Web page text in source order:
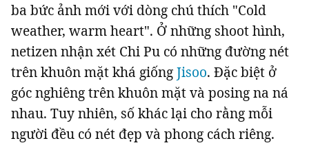
Magazine
Sản phẩm khác
Tiện ích Bạn cần biết
Thông tin tòa soạn Liên hệ quảng cáo
ba bức ảnh mới với dòng chú thích "Cold
weather, warm heart". Ở những shoot hình,
netizen nhận xét Chi Pu có những đường nét
trên khuôn mặt khá giốngJisoo. Đặc biệt ở
góc nghiêng trên khuôn mặt và posing na ná
nhau. Tuy nhiên, số khác lại cho rằng mỗi
người đều có nét đẹp và phong cách riêng.